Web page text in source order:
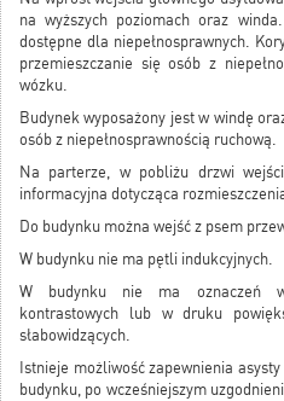
na wyższych poziomach oraz
dostępne dla niepełnosprawnych.
przemieszczanie się osób z
wózku.
Budynek wyposażony jest w windę
osób z niepełnosprawnością ruchową.
Na parterze, w pobliżu drzwi
informacyjna dotycząca
Do budynku można wejść z psem
W budynku nie ma pętli indukcyjnych.
W budynku nie ma oznaczeń
kontrastowych lub w druku
słabowidzących.
Istnieje możliwość zapewnienia
budynku, po wcześniejszym